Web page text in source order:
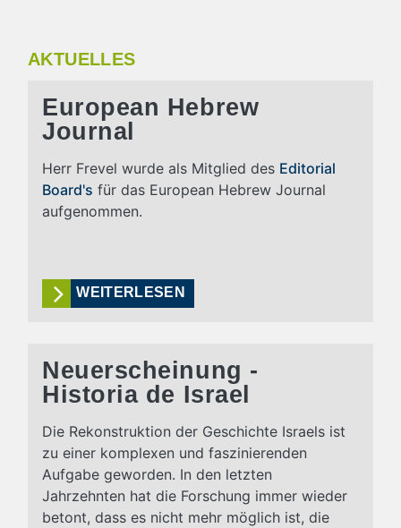
AKTUELLES
European Hebrew
Journal
Herr Frevel wurde als Mitglied des Editorial
Board's für das European Hebrew Journal
aufgenommen.
WEITERLESEN
Neuerscheinung -
Historia de Israel
Die Rekonstruktion der Geschichte Israels ist
zu einer komplexen und faszinierenden
Aufgabe geworden. In den letzten
Jahrzehnten hat die Forschung immer wieder
betont, dass es nicht mehr möglich ist, die